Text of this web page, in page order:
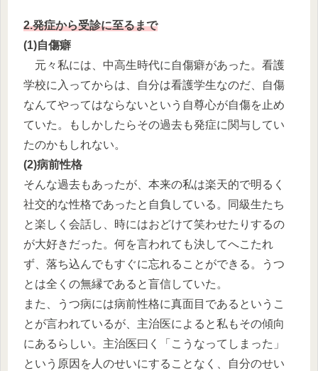
2.発症から受診に至るまで
(1)自傷癖
元々私には、中高生時代に自傷癖があった。看護
学校に入ってからは、自分は看護学生なのだ、自傷
なんてやってはならないという自尊心が自傷を止め
ていた。もしかしたらその過去も発症に関与してい
たのかもしれない。
(2)病前性格
そんな過去もあったが、本来の私は楽天的で明るく
社交的な性格であったと自負している。同級生たち
と楽しく会話し、時にはおどけて笑わせたりするの
が大好きだった。何を言われても決してへこたれ
ず、落ち込んでもすぐに忘れることができる。うつ
とは全くの無縁であると盲信していた。
また、うつ病には病前性格に真面目であるというこ
とが言われているが、主治医によると私もその傾向
にあるらしい。主治医曰く「こうなってしまった」
という原因を人のせいにすることなく、自分のせい